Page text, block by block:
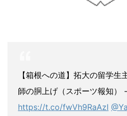
【箱根への道】拓大の留学生
師の胴上げ（スポーツ報知）
https://t.co/fwVh9RaAzI